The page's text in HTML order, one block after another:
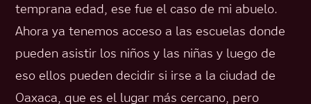
temprana edad, ese fue el caso de mi abuelo.
Ahora ya tenemos acceso a las escuelas donde
pueden asistir los niños y las niñas y luego de
eso ellos pueden decidir si irse a la ciudad de
Oaxaca, que es el lugar más cercano, pero